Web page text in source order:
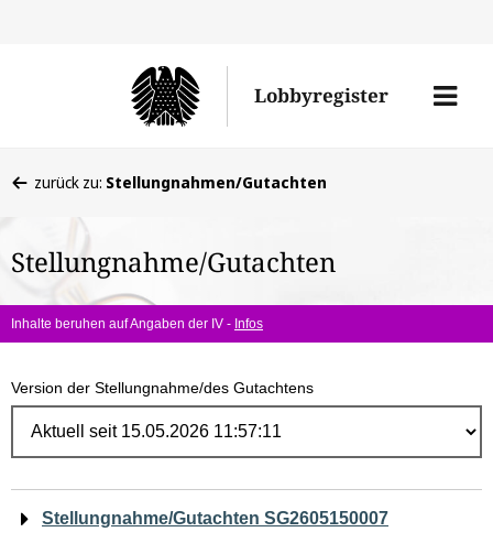
Lobbyregister
Menü
befinden
hier:
zurück zu: Stellungnahmen/Gutachten
Stellungnahme/Gutachten
Inhalte beruhen auf Angaben der IV - Infos
Version der Stellungnahme/des Gutachtens
Navigation
Stellungnahme/Gutachten SG2605150007